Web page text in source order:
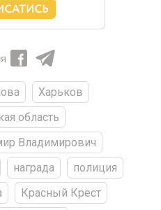
Харьков
область
Владимирович
награда
полиция
Красный Крест